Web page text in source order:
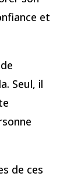
et
Seul, il
de ces